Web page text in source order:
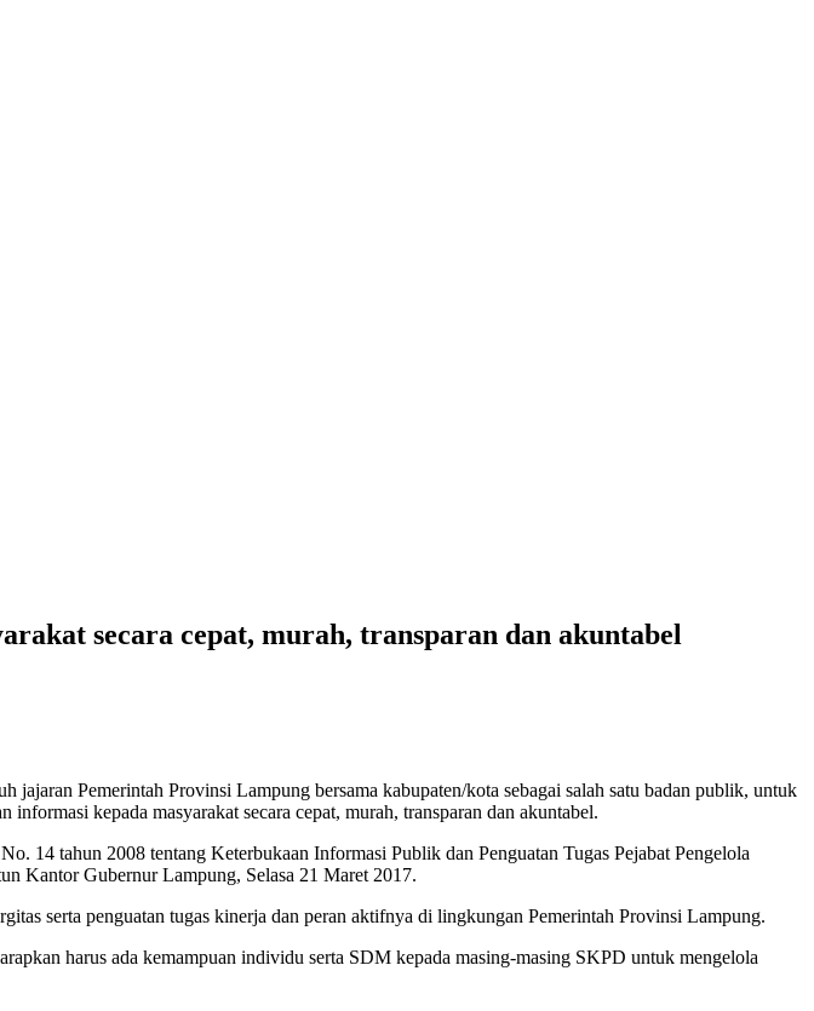
secara cepat, murah, transparan dan akuntabel
jajaran Pemerintah Provinsi Lampung bersama kabupaten/kota sebagai salah satu badan publik, untuk
kepada masyarakat secara cepat, murah, transparan dan akuntabel.
14 tahun 2008 tentang Keterbukaan Informasi Publik dan Penguatan Tugas Pejabat Pengelola
Kantor Gubernur Lampung, Selasa 21 Maret 2017.
serta penguatan tugas kinerja dan peran aktifnya di lingkungan Pemerintah Provinsi Lampung.
harus ada kemampuan individu serta SDM kepada masing-masing SKPD untuk mengelola